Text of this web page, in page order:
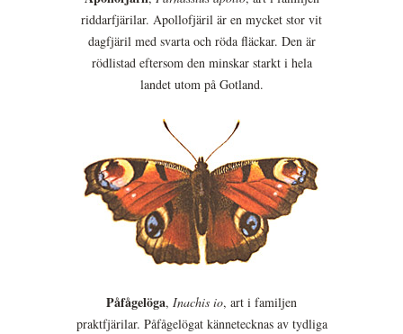
riddarfjärilar. Apollofjäril är en mycket stor vit
dagfjäril med svarta och röda fläckar. Den är
rödlistad eftersom den minskar starkt i hela
landet utom på Gotland.
Påfågelöga, Inachis io, art i familjen
praktfjärilar. Påfågelögat kännetecknas av tydliga